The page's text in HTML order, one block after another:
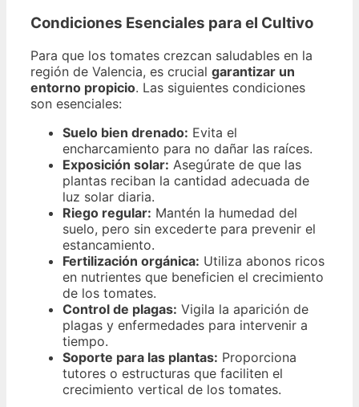
Condiciones Esenciales para el Cultivo
Para que los tomates crezcan saludables en la
región de Valencia, es crucial garantizar un
entorno propicio. Las siguientes condiciones
son esenciales:
Suelo bien drenado: Evita el
encharcamiento para no dañar las raíces.
Exposición solar: Asegúrate de que las
plantas reciban la cantidad adecuada de
luz solar diaria.
Riego regular: Mantén la humedad del
suelo, pero sin excederte para prevenir el
estancamiento.
Fertilización orgánica: Utiliza abonos ricos
en nutrientes que beneficien el crecimiento
de los tomates.
Control de plagas: Vigila la aparición de
plagas y enfermedades para intervenir a
tiempo.
Soporte para las plantas: Proporciona
tutores o estructuras que faciliten el
crecimiento vertical de los tomates.